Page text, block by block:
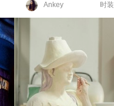
Ankey 时